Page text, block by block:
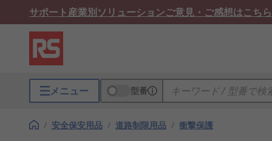
サポート産業別ソリューションご意見・ご感想はこちら
メニュー 型番
/ 安全保安用品 / 道路制限用品 / 衝撃保護